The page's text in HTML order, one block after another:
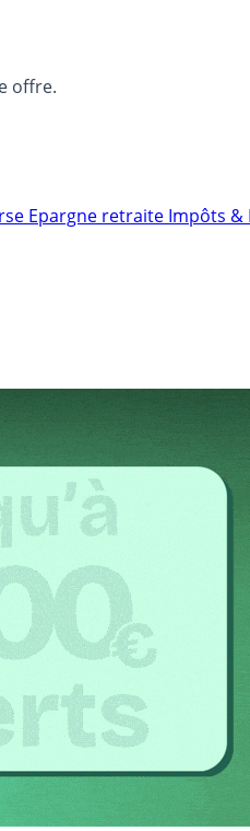
offre.
Epargne retraite Impôts &